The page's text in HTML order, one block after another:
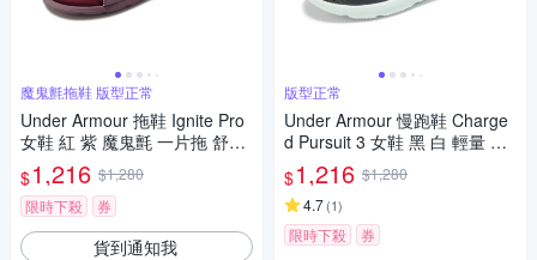
魔鬼氈拖鞋 版型正常
Under Armour 拖鞋 Ignite Pro
女鞋 紅 紫 魔鬼氈 一片拖 舒適
UA 3026027601
$1,216 $1,280
限時下殺
券
貨到通知我
版型正常
Under Armour 慢跑鞋 Charge
d Pursuit 3 女鞋 黑 白 輕量 緩
震 路跑 運動鞋 UA 302488910
5
$1,216 $1,280
4.7(1)
限時下殺 券